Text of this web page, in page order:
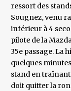
ressort des
Sougnez, venu
inférieur à 4
pilote de la
35e passage. La
quelques
stand en
doit quitter la